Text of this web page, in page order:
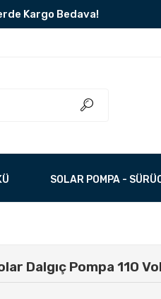
Kargo Bedava!
SOLAR POMPA -
Dalgıç Pompa 110